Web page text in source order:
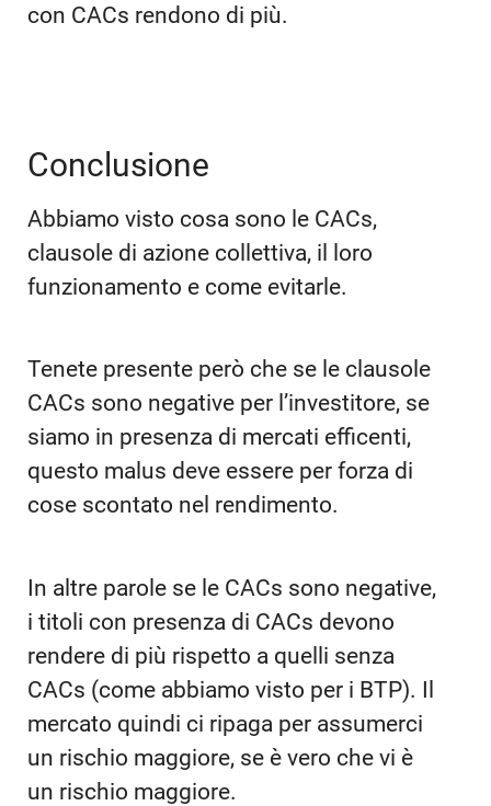
con CACs rendono di più.
Conclusione
Abbiamo visto cosa sono le CACs,
clausole di azione collettiva, il loro
funzionamento e come evitarle.
Tenete presente però che se le clausole
CACs sono negative per l’investitore, se
siamo in presenza di mercati efficenti,
questo malus deve essere per forza di
cose scontato nel rendimento.
In altre parole se le CACs sono negative,
i titoli con presenza di CACs devono
rendere di più rispetto a quelli senza
CACs (come abbiamo visto per i BTP). Il
mercato quindi ci ripaga per assumerci
un rischio maggiore, se è vero che vi è
un rischio maggiore.